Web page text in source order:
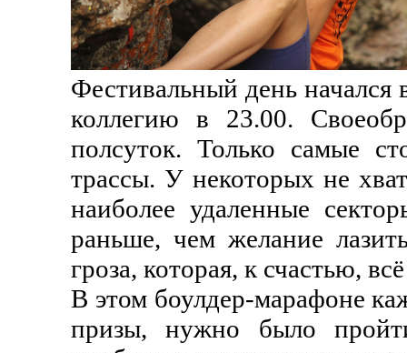
Фестивальный день начался
коллегию в 23.00.
полсуток. Только самые
трассы. У некоторых не
наиболее удаленные
раньше, чем желание
гроза, которая, к счастью,
В этом боулдер-марафоне
призы, нужно было